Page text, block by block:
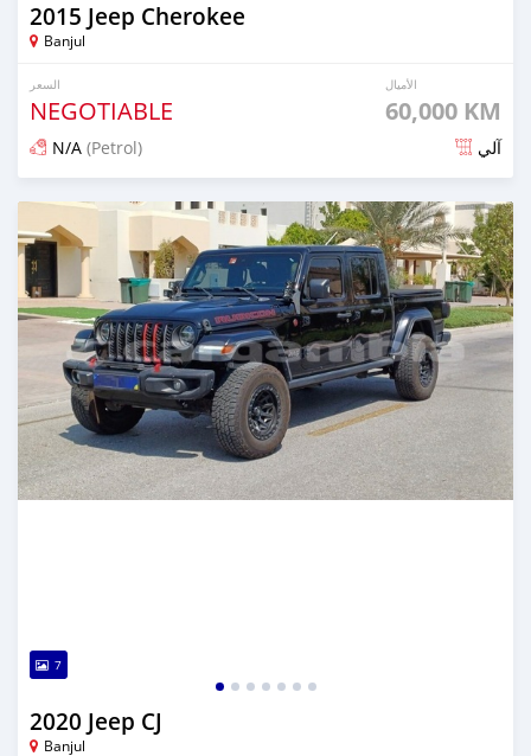
2015 Jeep Cherokee
Banjul
السعر
NEGOTIABLE
الأميال
60,000 KM
N/A (Petrol) آلي
تم النشر منذ أكثر من سنة مضت
7
2020 Jeep CJ
Banjul